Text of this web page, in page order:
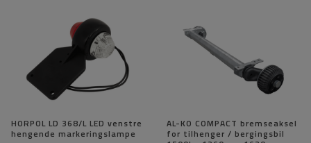
HORPOL LD 368/L LED venstre
hengende markeringslampe
AL-KO COMPACT bremseaksel
for tilhenger / bergingsbil